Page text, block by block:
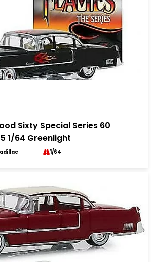
Sixty Special Series 60
1/64 Greenlight
1/64